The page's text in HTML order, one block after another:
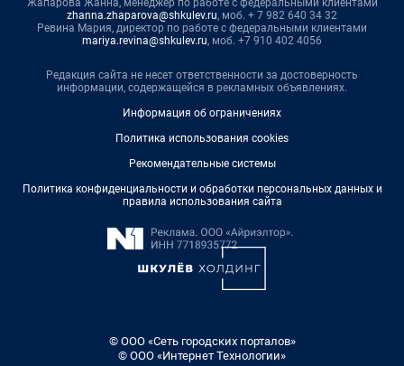
Жапарова Жанна, менеджер по работе с федеральными клиентами
zhanna.zhaparova@shkulev.ru, моб. + 7 982 640 34 32
Ревина Мария, директор по работе с федеральными клиентами
mariya.revina@shkulev.ru, моб. +7 910 402 4056
Редакция сайта не несет ответственности за достоверность
информации, содержащейся в рекламных объявлениях.
Информация об ограничениях
Политика использования cookies
Рекомендательные системы
Политика конфиденциальности и обработки персональных данных и
правила использования сайта
© ООО «Сеть городских порталов»
© ООО «Интернет Технологии»